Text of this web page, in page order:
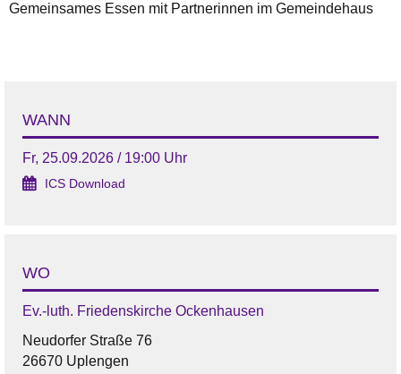
Gemeinsames Essen mit Partnerinnen im Gemeindehaus
WANN
Fr, 25.09.2026 / 19:00 Uhr
ICS Download
WO
Ev.-luth. Friedenskirche Ockenhausen
Neudorfer Straße 76
26670 Uplengen